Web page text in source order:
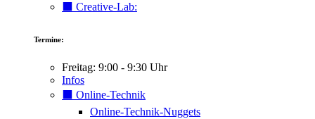
⬛️ Creative-Lab:
Termine:
Freitag: 9:00 - 9:30 Uhr
Infos
⬛️ Online-Technik
Online-Technik-Nuggets